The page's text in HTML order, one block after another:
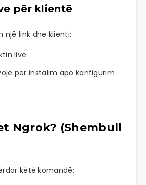
për klientë
një link dhe klienti:
live
për instalim apo konfigurim
Ngrok? (Shembull
këtë komandë: